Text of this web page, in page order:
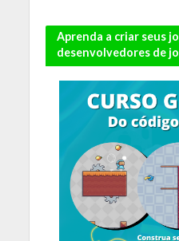
Aprenda a criar seus
desenvolvedores de